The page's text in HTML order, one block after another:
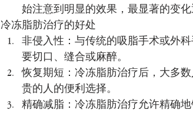
始注意到明显的效果，最显著的变化
冷冻脂肪治疗的好处
非侵入性：与传统的吸脂手术或外
要切口、缝合或麻醉。
恢复期短：冷冻脂肪治疗后，大多
贵的人的便利选择。
精确减脂：冷冻脂肪治疗允许精确地